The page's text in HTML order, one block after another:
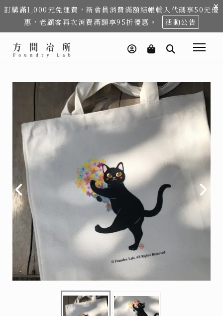
×
訂購滿1,000元免運費，新會員消費滿額結帳輸入代碼享50元優
惠，老顧客再次消費滿額享95折優惠。
活動公告
上
一
個
上
一
個